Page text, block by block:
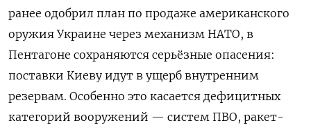
ранее одобрил план по продаже американского
оружия Украине через механизм НАТО, в
Пентагоне сохраняются серьёзные опасения:
поставки Киеву идут в ущерб внутренним
резервам. Особенно это касается дефицитных
категорий вооружений — систем ПВО, ракет-